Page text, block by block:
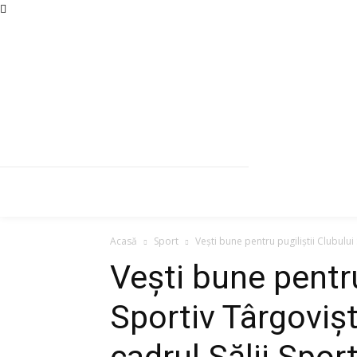
Acasă Sport Vești bune pentru pugiliștii
Vești bune
Sportiv